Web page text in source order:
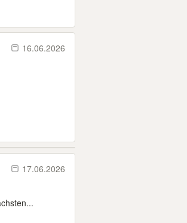
16.06.2026
17.06.2026